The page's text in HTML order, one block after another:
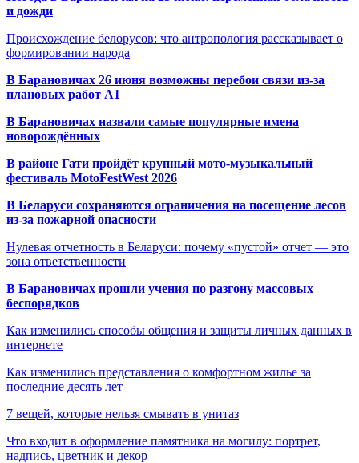
и дожди
Происхождение белорусов: что антропология рассказывает о
формировании народа
В Барановичах 26 июня возможны перебои связи из-за
плановых работ A1
В Барановичах назвали самые популярные имена
новорождённых
В районе Гати пройдёт крупный мото-музыкальный
фестиваль MotoFestWest 2026
В Беларуси сохраняются ограничения на посещение лесов
из-за пожарной опасности
Нулевая отчетность в Беларуси: почему «пустой» отчет — это
зона ответственности
В Барановичах прошли учения по разгону массовых
беспорядков
Как изменились способы общения и защиты личных данных в
интернете
Как изменились представления о комфортном жилье за
последние десять лет
7 вещей, которые нельзя смывать в унитаз
Что входит в оформление памятника на могилу: портрет,
надпись, цветник и декор